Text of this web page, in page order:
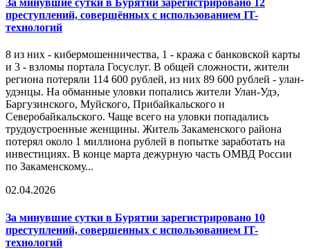
За минувшие сутки в Бурятии зарегистрировано 12
преступлений, совершённых с использованием IT-
технологий
8 из них - кибермошенничества, 1 - кража с банковской карты
и 3 - взломы портала Госуслуг. В общей сложности, жители
региона потеряли 114 600 рублей, из них 89 600 рублей - улан-
удэнцы. На обманные уловки попались жители Улан-Удэ,
Баргузинского, Муйского, Прибайкальского и
Северобайкальского. Чаще всего на уловки попадались
трудоустроенные женщины. Житель Закаменского района
потерял около 1 миллиона рублей в попытке заработать на
инвестициях. В конце марта дежурную часть ОМВД России
по Закаменскому...
02.04.2026
За минувшие сутки в Бурятии зарегистрировано 10
преступлений, совершенных с использованием IT-
технологий